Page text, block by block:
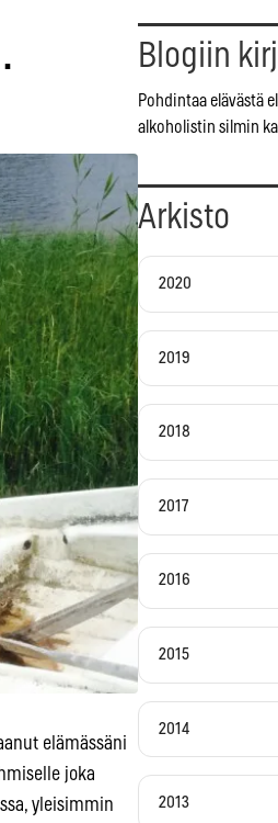
elämässäni
joka
yleisimmin
Blogiin
Pohdintaa elävästä
alkoholistin silmin
Arkisto
2020
2019
2018
2017
2016
2015
2014
2013